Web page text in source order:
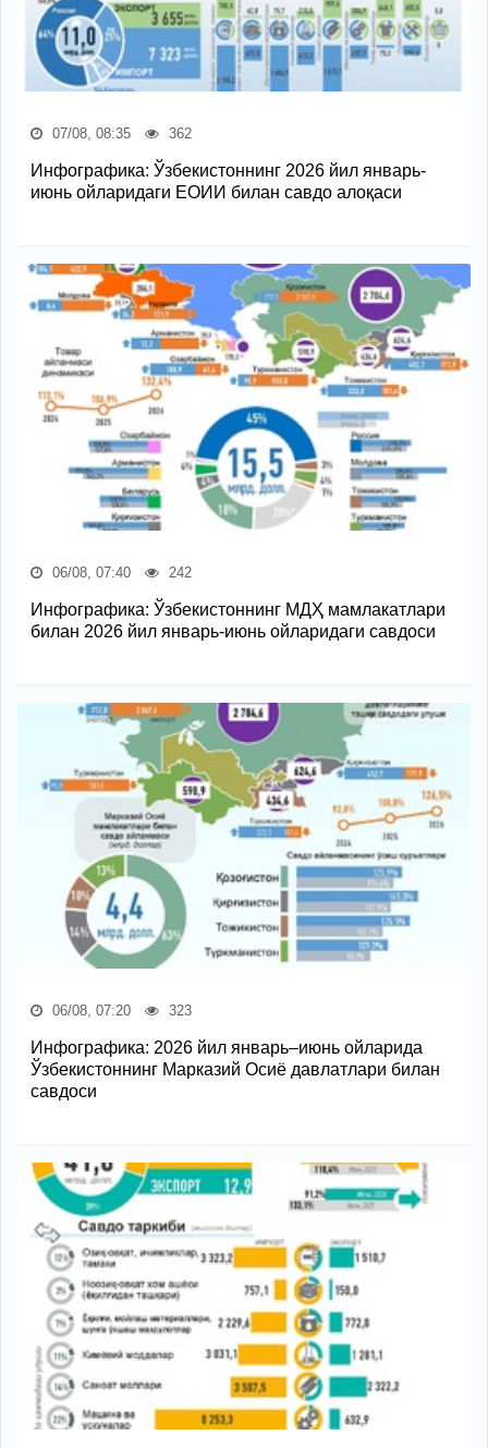
07/08, 08:35 362
Инфографика: Ўзбекистоннинг 2026 йил январь-
июнь ойларидаги ЕОИИ билан савдо алоқаси
06/08, 07:40 242
Инфографика: Ўзбекистоннинг МДҲ мамлакатлари
билан 2026 йил январь-июнь ойларидаги савдоси
06/08, 07:20 323
Инфографика: 2026 йил январь–июнь ойларида
Ўзбекистоннинг Марказий Осиё давлатлари билан
савдоси